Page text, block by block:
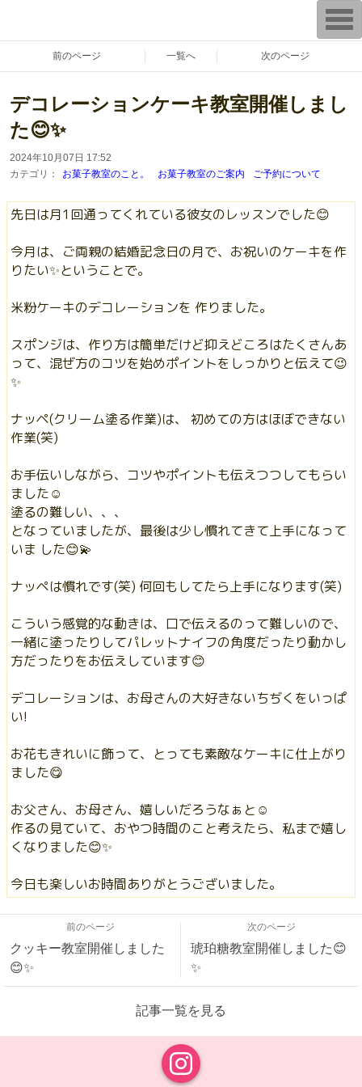
ツ協会
前のページ 一覧へ 次のページ
デコレーションケーキ教室開催しまし
た😊✨
2024年10月07日 17:52
カテゴリ：
お菓子教室のこと。 お菓子教室のご案内 ご予約について
先日は月1回通ってくれている彼女のレッスンでした😊
今月は、ご両親の結婚記念日の月で、お祝いのケーキを作
りたい✨ということで。
米粉ケーキのデコレーションを 作りました。
スポンジは、作り方は簡単だけど抑えどころはたくさんあ
って、混ぜ方のコツを始めポイントをしっかりと伝えて😉
✨
ナッペ(クリーム塗る作業)は、 初めての方はほぼできない
作業(笑)
お手伝いしながら、コツやポイントも伝えつつしてもらい
ました☺️
塗るの難しい、、、
となっていましたが、最後は少し慣れてきて上手になって
いま した😊💫
ナッペは慣れです(笑) 何回もしてたら上手になります(笑)
こういう感覚的な動きは、口で伝えるのって難しいので、
一緒に塗ったりしてパレットナイフの角度だったり動かし
方だったりをお伝えしています😊
デコレーションは、お母さんの大好きないちぢくをいっぱ
い!
お花もきれいに飾って、とっても素敵なケーキに仕上がり
ました😋
お父さん、お母さん、嬉しいだろうなぁと☺️
作るの見ていて、おやつ時間のこと考えたら、私まで嬉し
くなりました😊✨
今日も楽しいお時間ありがとうございました。
前のページ
クッキー教室開催しました
😊✨
次のページ
琥珀糖教室開催しました😊
✨
記事一覧を見る
T
o
g
e
v